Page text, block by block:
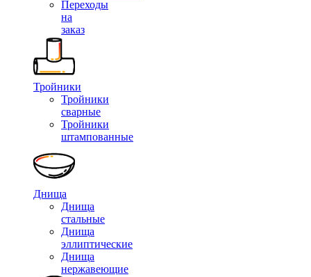
Переходы
на
заказ
Тройники
Тройники
сварные
Тройники
штампованные
Днища
Днища
стальные
Днища
эллиптические
Днища
нержавеющие